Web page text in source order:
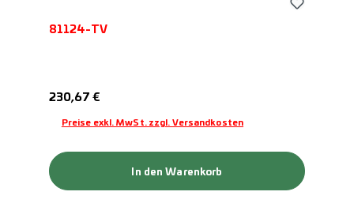
81124-TV
Regulärer Preis:
230,67 €
Preise exkl. MwSt. zzgl. Versandkosten
In den Warenkorb